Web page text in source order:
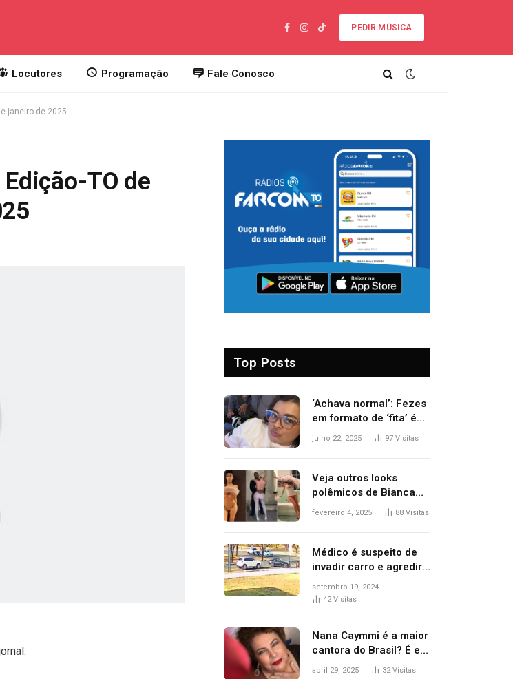
Facebook
Instagram
TikTok
PEDIR MÚSICA
Locutores Programação Fale Conosco
janeiro de 2025
TO de
Top Posts
‘Achava normal’: Fezes
em formato de ‘fita’ é
um dos alertas para
Gil
julho 22, 2025 97 Visitas
Veja outros looks
polêmicos de Bianca
Censori, esposa de
Grammy 2025
fevereiro 4, 2025 88 Visitas
Médico é suspeito de
invadir carro e agredir
delegado aposentado
durante confusão no
setembro 19, 2024
42Visitas
Nana Caymmi é a maior
cantora do Brasil? É e
não é…
abril 29, 2025 32Visitas